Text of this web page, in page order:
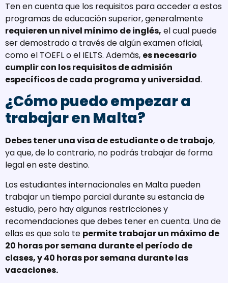
Ten en cuenta que los requisitos para acceder a estos
programas de educación superior, generalmente
requieren un nivel mínimo de inglés, el cual puede
ser demostrado a través de algún examen oficial,
como el TOEFL o el IELTS. Además, es necesario
cumplir con los requisitos de admisión
específicos de cada programa y universidad.
¿Cómo puedo empezar a
trabajar en Malta?
Debes tener una visa de estudiante o de trabajo,
ya que, de lo contrario, no podrás trabajar de forma
legal en este destino.
Los estudiantes internacionales en Malta pueden
trabajar un tiempo parcial durante su estancia de
estudio, pero hay algunas restricciones y
recomendaciones que debes tener en cuenta. Una de
ellas es que solo te permite trabajar un máximo de
20 horas por semana durante el período de
clases, y 40 horas por semana durante las
vacaciones.